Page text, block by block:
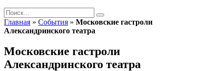
Главная » События » Московские гастроли
Александринского театра
Московские гастроли
Александринского театра